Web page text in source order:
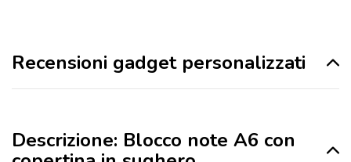
Recensioni gadget personalizzati
Descrizione: Blocco note A6 con